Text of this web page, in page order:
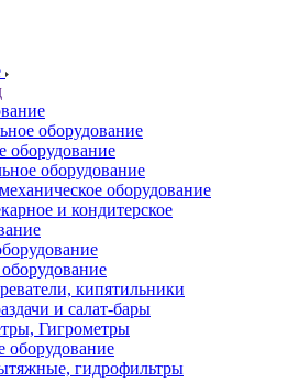
оборудование
оборудование
оборудование
оборудование
и кондитерское
кипятильники
и салат-бары
Гигрометры
оборудование
гидрофильтры